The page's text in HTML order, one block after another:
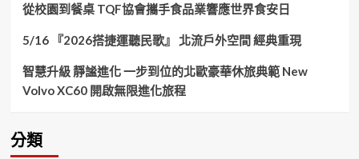
從校園到餐桌 TQF協會攜手食品業響應世界食安日
5/16 『2026搭捷運聽民歌』 北流戶外空間 經典重現
智慧升級 靜謐進化 一步到位的北歐豪華休旅典範 New
Volvo XC60 開啟無限進化旅程
分類